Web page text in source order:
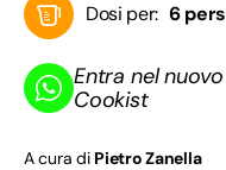
Dosi per: 6
Entra nel
Cookist
A cura di Pietro Zanella